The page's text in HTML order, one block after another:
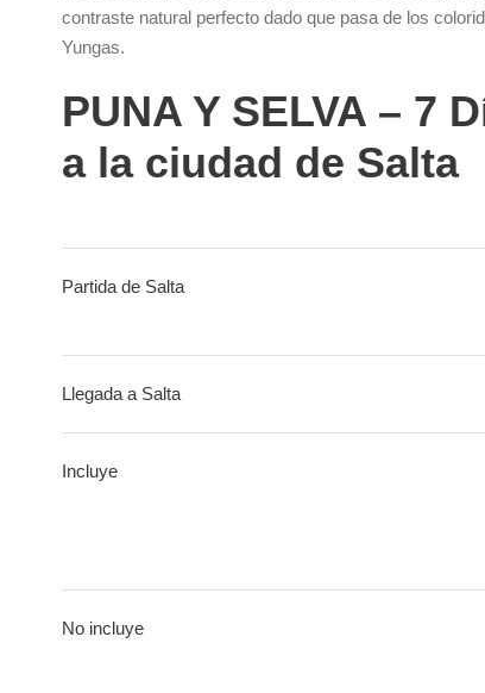
contraste natural perfecto dado que pasa de los
Yungas.
PUNA Y SELVA – 7
a la ciudad de Salta
Partida de Salta
Llegada a Salta
Incluye
No incluye